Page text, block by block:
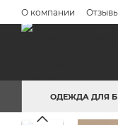
Перейти к
О компании
ОДЕЖДА ДЛЯ